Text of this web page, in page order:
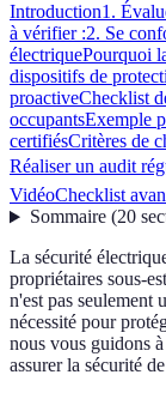
Introduction1.
à vérifier :2. Se
électriquePourquoi
dispositifs de
proactiveChecklist
occupantsExemple
certifiésCritères de
Réaliser un audit
VidéoChecklist
Sommaire(20
La sécurité
propriétaires sous-
n'est pas seulement
nécessité pour
nous vous guidons
assurer la sécurité